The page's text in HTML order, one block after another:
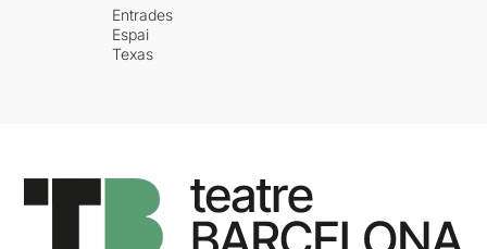
Entrades
Espai
Texas